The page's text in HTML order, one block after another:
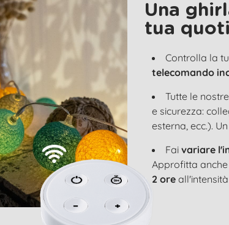
Una
tua
Controlla la
telecomando
Tutte le
e sicurezza:
esterna, ecc.).
Faivariare
Approfitta
2 ore